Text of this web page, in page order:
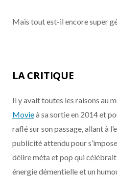
Mais tout est-il encore super
LA CRITIQUE
Il y avait toutes les raisons au
Movieà sa sortie en 2014 et
raflé sur son passage, allant à
publicité attendu pour
délire méta et pop qui célébrait
énergie démentielle et un